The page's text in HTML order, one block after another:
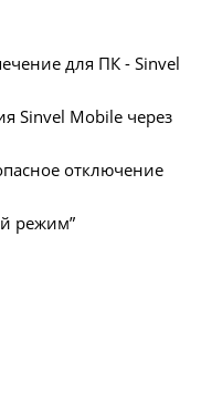
для ПК - Sinvel
Sinvel Mobile через
отключение
режим”